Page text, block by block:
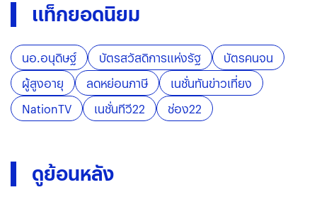
แท็กยอดนิยม
นอ.อนุดิษฐ์ บัตรสวัสดิการแห่งรัฐ
บัตรคนจน
ผู้สูงอายุ
ลดหย่อนภาษี
เนชั่นทันข่าวเที่ยง
NationTV
เนชั่นทีวี22 ช่อง22
ดูย้อนหลัง